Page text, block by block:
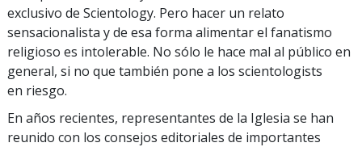
exclusivo de Scientology. Pero hacer un relato
sensacionalista y de esa forma alimentar el fanatismo
religioso es intolerable. No sólo le hace mal al público en
general, si no que también pone a los scientologists
en riesgo.
En años recientes, representantes de la Iglesia se han
reunido con los consejos editoriales de importantes